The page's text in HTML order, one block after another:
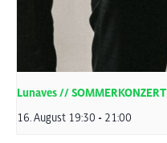
Lunaves // SOMMERKONZERT
16. August 19:30 - 21:00